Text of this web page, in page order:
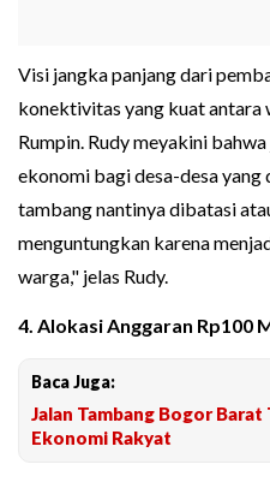
Visi jangka panjang dari
konektivitas yang kuat antara
Rumpin. Rudy meyakini
ekonomi bagi desa-desa
tambang nantinya dibatasi
menguntungkan karena
warga," jelas Rudy.
4. Alokasi Anggaran Rp100
Baca Juga:
Jalan Tambang Bogor
Ekonomi Rakyat